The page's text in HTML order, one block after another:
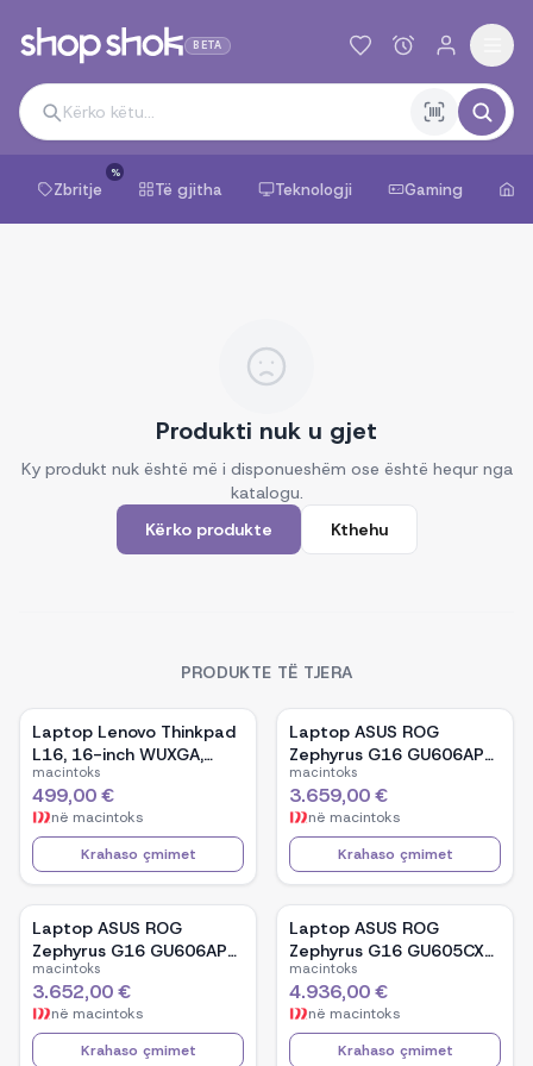
BETA
Zbritje
%
Të gjitha Teknologji Gaming
Produkti nuk u gjet
Ky produkt nuk është më i disponueshëm ose është hequr nga
katalogu.
Kërko produkte
Kthehu
PRODUKTE TË TJERA
Laptop Lenovo Thinkpad
L16, 16-inch WUXGA,
AMD Ryzen 5 Pro-7535U,
16GB Ram DDR5, 512GB
SSD - Black
macintoks
499,00 €
në macintoks
Krahaso çmimet
Laptop ASUS ROG
Zephyrus G16 GU606AP-
TB039W, 16-inch OLED,
Intel Core Ultra 9 386H,
NVIDIA GeForce RTX
5070, 32GB RAM, 1TB
SSD, Windows 11 - White
macintoks
3.659,00 €
në macintoks
Krahaso çmimet
Laptop ASUS ROG
Zephyrus G16 GU606AP-
TB041W, 16-inch OLED,
Intel Core Ultra 9 386H,
NVIDIA GeForce RTX
5070, 32GB RAM, 1TB
macintoks
3.652,00 €
në macintoks
Krahaso çmimet
Laptop ASUS ROG
Zephyrus G16 GU605CX-
QR106W, 16-inch WQXGA
OLED, Intel Core Ultra 9
285H, NVIDIA GeForce
RTX 5090, 32GB RAM,
macintoks
4.936,00 €
në macintoks
Krahaso çmimet